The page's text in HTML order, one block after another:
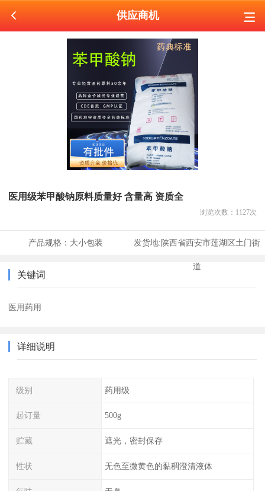
供应商机
医用级苯甲酸钠原料质量好 含量高 资质全
浏览次数： 1127次
产品规格： 大小包装 发货地:陕西省西安市莲湖区土门街
道
关键词
医用药用
详细说明
级别 药用级
起订量 500g
贮藏 遮光，密封保存
性状 无色至微黄色的黏稠澄清液体